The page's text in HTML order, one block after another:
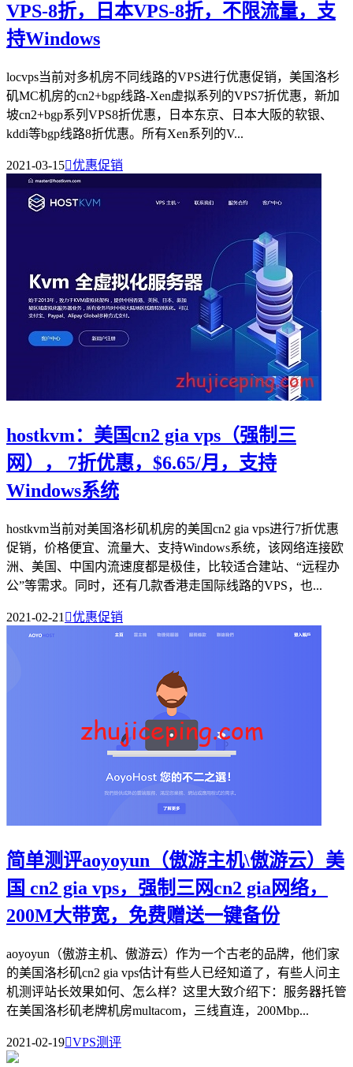
VPS-8折，日本VPS-8折，不限流量，支
持Windows
locvps当前对多机房不同线路的VPS进行优惠促销，美国洛杉
矶MC机房的cn2+bgp线路-Xen虚拟系列的VPS7折优惠，新加
坡cn2+bgp系列VPS8折优惠，日本东京、日本大阪的软银、
kddi等bgp线路8折优惠。所有Xen系列的V...
2021-03-15优惠促销
hostkvm：美国cn2 gia vps（强制三
网）， 7折优惠，$6.65/月，支持
Windows系统
hostkvm当前对美国洛杉矶机房的美国cn2 gia vps进行7折优惠
促销，价格便宜、流量大、支持Windows系统，该网络连接欧
洲、美国、中国内流速度都是极佳，比较适合建站、“远程办
公”等需求。同时，还有几款香港走国际线路的VPS，也...
2021-02-21 优惠促销
简单测评aoyoyun（傲游主机\傲游云）美
国 cn2 gia vps，强制三网cn2 gia网络，
200M大带宽，免费赠送一键备份
aoyoyun（傲游主机、傲游云）作为一个古老的品牌，他们家
的美国洛杉矶cn2 gia vps估计有些人已经知道了，有些人问主
机测评站长效果如何、怎么样？这里大致介绍下：服务器托管
在美国洛杉矶老牌机房multacom，三线直连，200Mbp...
2021-02-19VPS测评